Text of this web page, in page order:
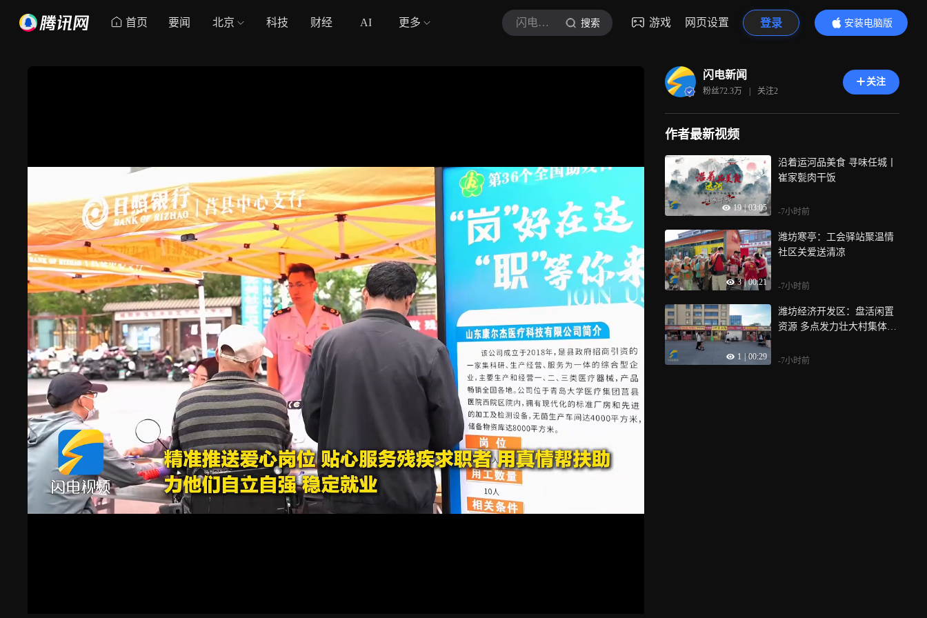
首页 要闻 北京 科技 财经 AI 更多 闪电新闻 搜索 游戏 网页设置 登录
安装电脑版
内容更精彩
闪电新闻
粉丝72.3万 | 关注2
关注
作者最新视频
19 | 03:05
沿着运河品美食 寻味任城丨
崔家甏肉干饭
-7小时前
3 | 00:21
潍坊寒亭：工会驿站聚温情
社区关爱送清凉
-7小时前
1 00:29
潍坊经济开发区：​盘活闲置
资源 多点发力壮大村集体经
-7小时前